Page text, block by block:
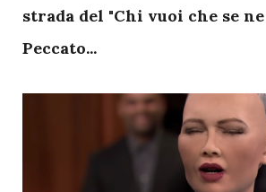
strada del "Chi vuoi che se ne
Peccato...